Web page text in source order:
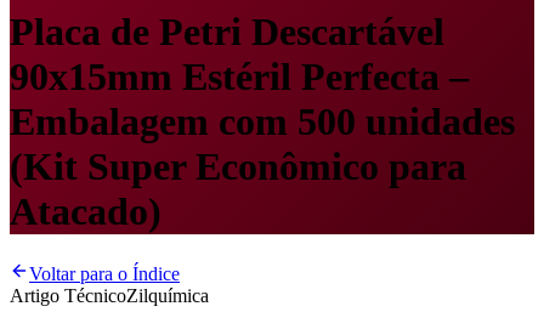
Placa de Petri Descartável
90x15mm Estéril Perfecta –
Embalagem com 500 unidades
(Kit Super Econômico para
Atacado)
Voltar para o Índice
Artigo TécnicoZilquímica